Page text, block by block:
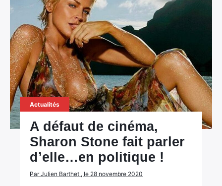
Actualités
A défaut de cinéma,
Sharon Stone fait parler
d’elle…en politique !
Par Julien Barthet , le 28 novembre 2020